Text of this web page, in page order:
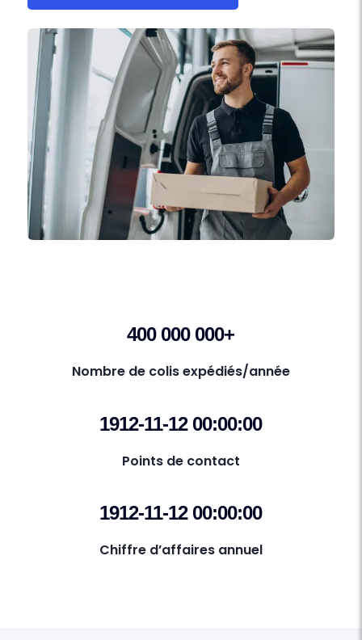
400 000 000+
Nombre de colis expédiés/année
1912-11-12 00:00:00
Points de contact
1912-11-12 00:00:00
Chiffre d’affaires annuel